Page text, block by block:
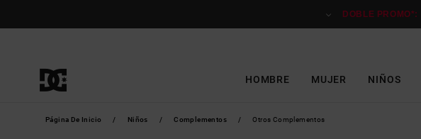
DOBLE PROMO*:
HOMBRE MUJER NIÑOS
Página De Inicio Niños Complementos Otros Complementos